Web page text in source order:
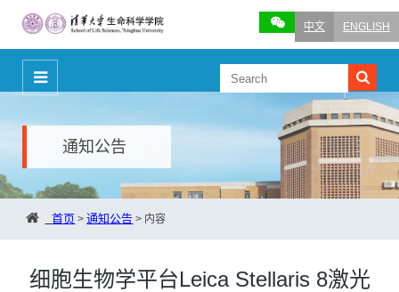
中文 ENGLISH
通知公告
首页 > 通知公告 > 内容
细胞生物学平台Leica Stellaris 8激光